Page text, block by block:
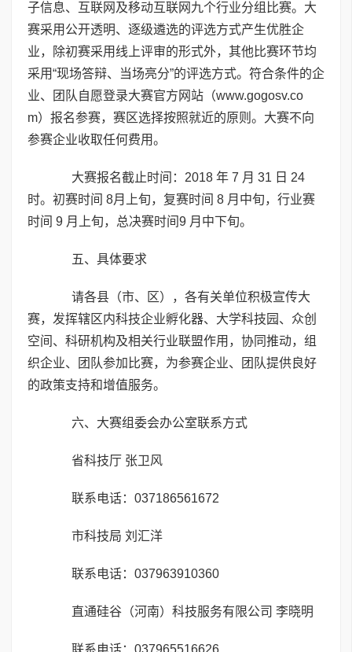
子信息、互联网及移动互联网九个行业分组比赛。大
赛采用公开透明、逐级遴选的评选方式产生优胜企
业，除初赛采用线上评审的形式外，其他比赛环节均
采用“现场答辩、当场亮分”的评选方式。符合条件的企
业、团队自愿登录大赛官方网站（www.gogosv.co
m）报名参赛，赛区选择按照就近的原则。大赛不向
参赛企业收取任何费用。
大赛报名截止时间：2018 年 7 月 31 日 24
时。初赛时间 8月上旬，复赛时间 8 月中旬，行业赛
时间 9 月上旬，总决赛时间9 月中下旬。
五、具体要求
请各县（市、区），各有关单位积极宣传大
赛，发挥辖区内科技企业孵化器、大学科技园、众创
空间、科研机构及相关行业联盟作用，协同推动，组
织企业、团队参加比赛，为参赛企业、团队提供良好
的政策支持和增值服务。
六、大赛组委会办公室联系方式
省科技厅 张卫风
联系电话：037186561672
市科技局 刘汇洋
联系电话：037963910360
直通硅谷（河南）科技服务有限公司 李晓明